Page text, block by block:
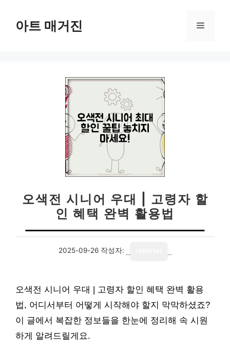
아트 매거진 메
오색전 시니어 우대 | 고령자 할
인 혜택 완벽 활용법
2025-09-26 작성자:
오색전 시니어 우대 | 고령자 할인 혜택 완벽 활용
법, 어디서부터 어떻게 시작해야 할지 막막하셨죠?
이 글에서 복잡한 정보들을 한눈에 정리해 속 시원
하게 알려드릴게요.